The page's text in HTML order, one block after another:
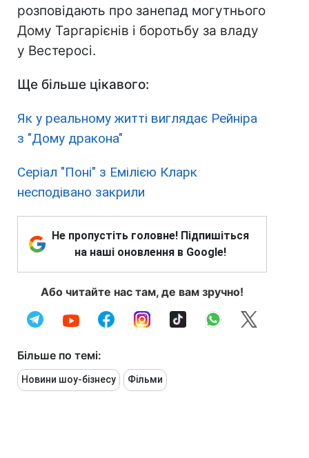
розповідають про занепад могутнього
Дому Таргарієнів і боротьбу за владу
у Вестеросі.
Ще більше цікавого:
Як у реальному житті виглядає Рейніра
з "Дому дракона"
Серіал "Поні" з Емілією Кларк
несподівано закрили
Не пропустіть головне! Підпишіться
на наші оновлення в Google!
Або читайте нас там, де вам зручно!
Більше по темі:
Новини шоу-бізнесу Фільми